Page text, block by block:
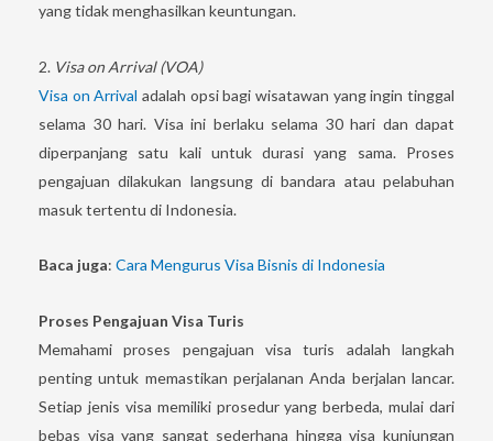
yang tidak menghasilkan keuntungan.
2. Visa on Arrival (VOA)
Visa on Arrival adalah opsi bagi wisatawan yang ingin tinggal
selama 30 hari. Visa ini berlaku selama 30 hari dan dapat
diperpanjang satu kali untuk durasi yang sama. Proses
pengajuan dilakukan langsung di bandara atau pelabuhan
masuk tertentu di Indonesia.
Baca juga: Cara Mengurus Visa Bisnis di Indonesia
Proses Pengajuan Visa Turis
Memahami proses pengajuan visa turis adalah langkah
penting untuk memastikan perjalanan Anda berjalan lancar.
Setiap jenis visa memiliki prosedur yang berbeda, mulai dari
bebas visa yang sangat sederhana hingga visa kunjungan